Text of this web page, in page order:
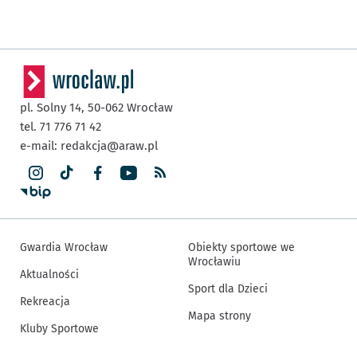
pl. Solny 14, 50-062 Wrocław
tel. 71 776 71 42
e-mail: redakcja@araw.pl
Gwardia Wrocław
Aktualności
Rekreacja
Kluby Sportowe
Obiekty sportowe we
Wrocławiu
Sport dla Dzieci
Mapa strony